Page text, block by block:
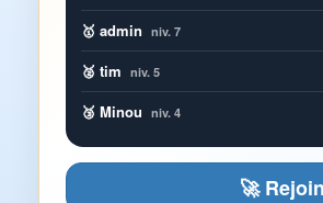
🥇 admin niv. 7
🥈 tim niv. 5
🥉 Minou niv. 4
🚀